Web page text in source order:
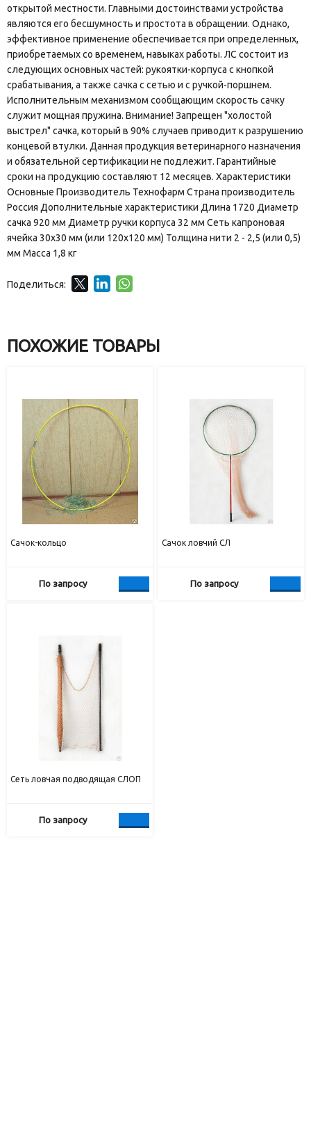
открытой местности. Главными достоинствами устройства
являются его бесшумность и простота в обращении. Однако,
эффективное применение обеспечивается при определенных,
приобретаемых со временем, навыках работы. ЛС состоит из
следующих основных частей: рукоятки-корпуса с кнопкой
срабатывания, а также сачка с сетью и с ручкой-поршнем.
Исполнительным механизмом сообщающим скорость сачку
служит мощная пружина. Внимание! Запрещен "холостой
выстрел" сачка, который в 90% случаев приводит к разрушению
концевой втулки. Данная продукция ветеринарного назначения
и обязательной сертификации не подлежит. Гарантийные
сроки на продукцию составляют 12 месяцев. Характеристики
Основные Производитель Технофарм Страна производитель
Россия Дополнительные характеристики Длина 1720 Диаметр
сачка 920 мм Диаметр ручки корпуса 32 мм Сеть капроновая
ячейка 30х30 мм (или 120х120 мм) Толщина нити 2 - 2,5 (или 0,5)
мм Масса 1,8 кг
Поделиться:
ПОХОЖИЕ ТОВАРЫ
Сачок-кольцо
По запросу
Сачок ловчий СЛ
По запросу
Сеть ловчая подводящая СЛОП
По запросу